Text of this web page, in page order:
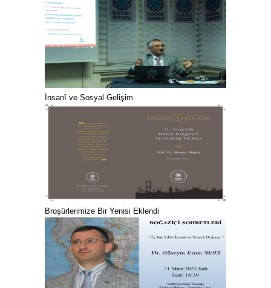
İnsanî ve Sosyal Gelişim
Broşürlerimize Bir Yenisi Eklendi